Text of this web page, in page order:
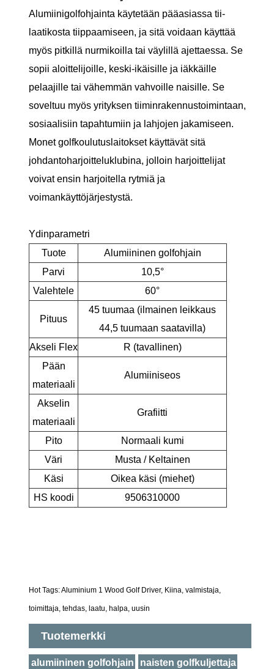
Alumiinigolfohjainta käytetään pääasiassa tii-
laatikosta tiippaamiseen, ja sitä voidaan käyttää
myös pitkillä nurmikoilla tai väylillä ajettaessa. Se
sopii aloittelijoille, keski-ikäisille ja iäkkäille
pelaajille tai vähemmän vahvoille naisille. Se
soveltuu myös yrityksen tiiminrakennustoimintaan,
sosiaalisiin tapahtumiin ja lahjojen jakamiseen.
Monet golfkoulutuslaitokset käyttävät sitä
johdantoharjoitteluklubina, jolloin harjoittelijat
voivat ensin harjoitella rytmiä ja
voimankäyttöjärjestystä.
Ydinparametri
Tuote
Alumiininen golfohjain
Parvi
10,5°
Valehtele
60°
Pituus
45 tuumaa (ilmainen leikkaus
44,5 tuumaan saatavilla)
Akseli Flex
R (tavallinen)
Pään
materiaali
Alumiiniseos
Akselin
materiaali
Grafiitti
Pito
Normaali kumi
Väri
Musta / Keltainen
Käsi
Oikea käsi (miehet)
HS koodi
9506310000
Hot Tags: Aluminium 1 Wood Golf Driver, Kiina, valmistaja,
toimittaja, tehdas, laatu, halpa, uusin
Tuotemerkki
alumiininen golfohjain naisten golfkuljettaja